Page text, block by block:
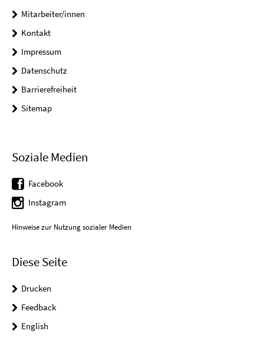
Mitarbeiter/innen
Kontakt
Impressum
Datenschutz
Barrierefreiheit
Sitemap
Soziale Medien
Facebook
Instagram
Hinweise zur Nutzung sozialer Medien
Diese Seite
Drucken
Feedback
English